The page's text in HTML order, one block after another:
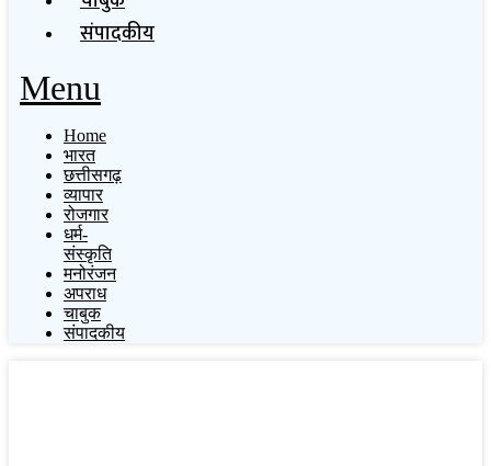
संपादकीय
Menu
Home
भारत
छत्तीसगढ़
व्यापार
रोजगार
धर्म-
संस्कृति
मनोरंजन
अपराध
चाबुक
संपादकीय